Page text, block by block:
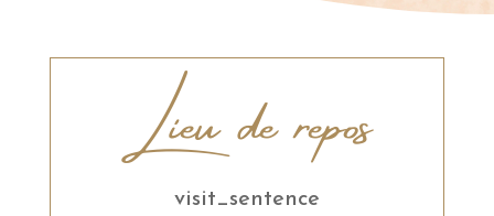
Lieu de repos
visit_sentence